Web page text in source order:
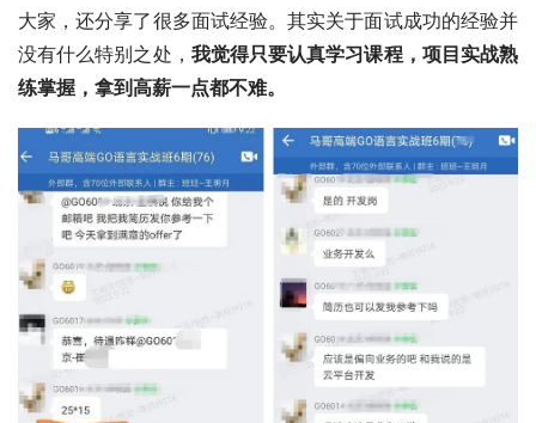
大家，还分享了很多面试经验。其实关于面试成功的经验并
没有什么特别之处， 我觉得只要认真学习课程，项目实战熟
练掌握，拿到高薪一点都不难。